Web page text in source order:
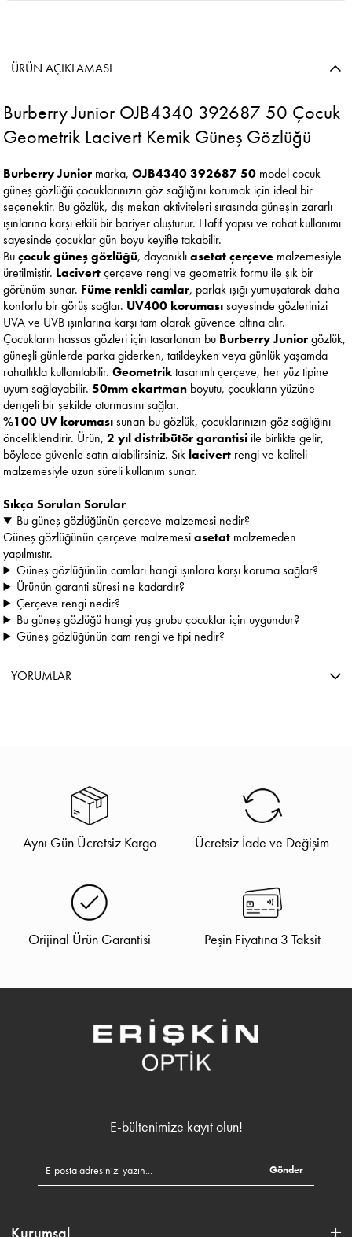
ÜRÜN AÇIKLAMASI
Burberry Junior OJB4340 392687 50 Çocuk
Geometrik Lacivert Kemik Güneş Gözlüğü
Burberry Junior marka,OJB4340 392687 50 model çocuk
güneş gözlüğü çocuklarınızın göz sağlığını korumak için ideal bir
seçenektir. Bu gözlük, dış mekan aktiviteleri sırasında güneşin zararlı
ışınlarına karşı etkili bir bariyer oluşturur. Hafif yapısı ve rahat kullanımı
sayesinde çocuklar gün boyu keyifle takabilir.
Buçocuk güneş gözlüğü, dayanıklıasetat çerçeve malzemesiyle
üretilmiştir. Lacivertçerçeve rengi ve geometrik formu ile şık bir
görünüm sunar. Füme renkli camlar, parlak ışığı yumuşatarak daha
konforlu bir görüş sağlar. UV400 korumasısayesinde gözlerinizi
UVA ve UVB ışınlarına karşı tam olarak güvence altına alır.
Çocukların hassas gözleri için tasarlanan bu Burberry Juniorgözlük,
güneşli günlerde parka giderken, tatildeyken veya günlük yaşamda
rahatlıkla kullanılabilir.Geometriktasarımlı çerçeve, her yüz tipine
uyum sağlayabilir.50mm ekartman boyutu, çocukların yüzüne
dengeli bir şekilde oturmasını sağlar.
%100 UV korumasısunan bu gözlük, çocuklarınızın göz sağlığını
önceliklendirir. Ürün,2 yıl distribütör garantisi ile birlikte gelir,
böylece güvenle satın alabilirsiniz. Şık lacivert rengi ve kaliteli
malzemesiyle uzun süreli kullanım sunar.
Sıkça Sorulan Sorular
Bu güneş gözlüğünün çerçeve malzemesi nedir?
Güneş gözlüğünün çerçeve malzemesiasetat malzemeden
yapılmıştır.
Güneş gözlüğünün camları hangi ışınlara karşı koruma sağlar?
Ürünün garanti süresi ne kadardır?
Çerçeve rengi nedir?
Bu güneş gözlüğü hangi yaş grubu çocuklar için uygundur?
Güneş gözlüğünün cam rengi ve tipi nedir?
YORUMLAR
Aynı Gün Ücretsiz Kargo Ücretsiz İade ve Değişim
Orijinal Ürün Garantisi Peşin Fiyatına 3 Taksit
E-bültenimize kayıt olun!
Gönder